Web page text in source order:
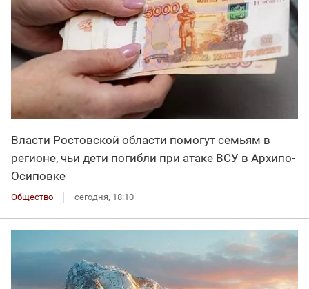
Власти Ростовской области помогут семьям в
регионе, чьи дети погибли при атаке ВСУ в Архипо-
Осиповке
Общество сегодня, 18:10